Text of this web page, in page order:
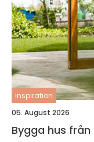
inspiration
05. August 2026